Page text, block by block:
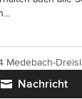
Nachricht
Medebach-